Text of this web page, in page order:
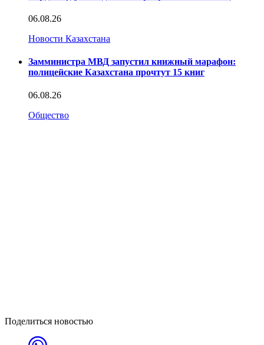
06.08.26
Новости Казахстана
Замминистра МВД запустил книжный марафон:
полицейские Казахстана прочтут 15 книг
06.08.26
Общество
Поделиться новостью